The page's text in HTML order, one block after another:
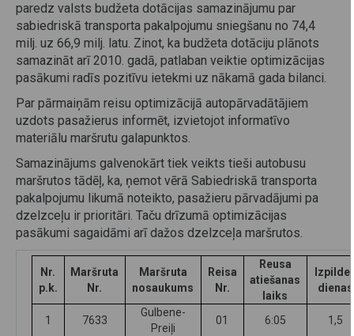
paredz valsts budžeta dotācijas samazinājumu par
sabiedriskā transporta pakalpojumu sniegšanu no 74,4
milj. uz 66,9 milj. latu. Zinot, ka budžeta dotāciju plānots
samazināt arī 2010. gadā, patlaban veiktie optimizācijas
pasākumi radīs pozitīvu ietekmi uz nākamā gada bilanci.
Par pārmaiņām reisu optimizācijā autopārvadātājiem
uzdots pasažierus informēt, izvietojot informatīvo
materiālu maršrutu galapunktos.
Samazinājums galvenokārt tiek veikts tieši autobusu
maršrutos tādēļ, ka, ņemot vērā Sabiedriskā transporta
pakalpojumu likumā noteikto, pasažieru pārvadājumi pa
dzelzceļu ir prioritāri. Taču drīzumā optimizācijas
pasākumi sagaidāmi arī dažos dzelzceļa maršrutos.
Nr.
p.k.
Maršruta
Nr.
Maršruta
nosaukums
Reisa
Nr.
Reusa
atiešanas
laiks
dienas
1 7633
Gulbene-
Preiļi
01 6:05 1,5